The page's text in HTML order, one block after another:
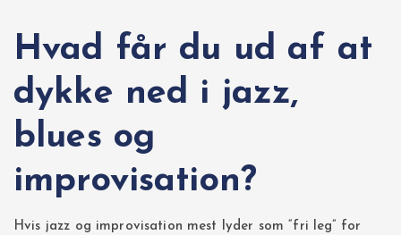
Hvad får du ud af at
dykke ned i jazz,
blues og
improvisation?
Hvis jazz og improvisation mest lyder som “fri leg” for